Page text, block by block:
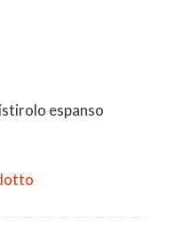
espanso